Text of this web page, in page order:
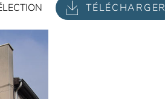
TÉLÉCHARGER